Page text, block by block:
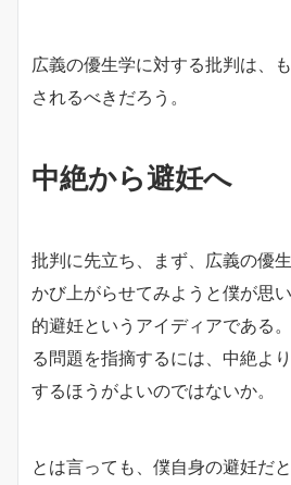
広義の優生学に対する批判は、
されるべきだろう。
中絶から避妊へ
批判に先立ち、まず、広義の優
かび上がらせてみようと僕が思
的避妊というアイディアである
る問題を指摘するには、中絶よ
するほうがよいのではないか。
とは言っても、僕自身の避妊だ